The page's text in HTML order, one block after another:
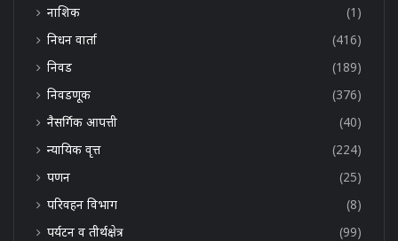
नाशिक
(1)
निधन वार्ता
(416)
निवड
(189)
निवडणूक
(376)
नैसर्गिक आपत्ती
(40)
न्यायिक वृत्त
(224)
पणन
(25)
परिवहन विभाग
(8)
पर्यटन व तीर्थक्षेत्र
(99)